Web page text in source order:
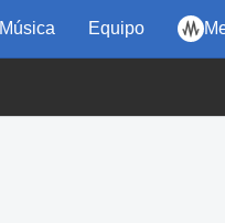
Música Equipo